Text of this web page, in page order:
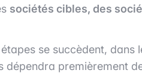
sociétés cibles, des
se succèdent,
premièrement